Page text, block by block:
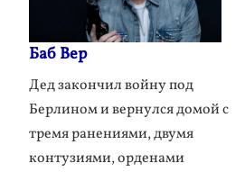
Баб Вер
Дед закончил войну под
Берлином и вернулся домой с
тремя ранениями, двумя
контузиями, орденами